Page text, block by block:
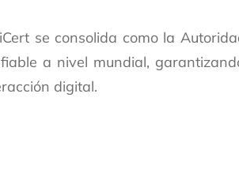
se consolida como la
a nivel mundial,
digital.